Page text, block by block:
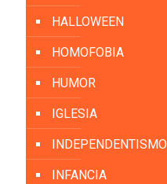
HALLOWEEN
HOMOFOBIA
HUMOR
IGLESIA
INDEPENDENTISMO
INFANCIA